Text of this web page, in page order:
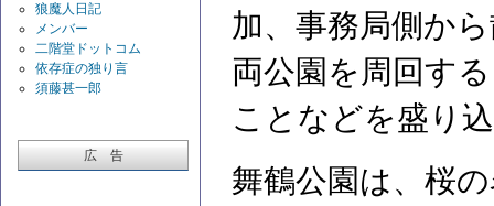
狼魔人日記
メンバー
二階堂ドットコム
依存症の独り言
須藤甚一郎
広 告
加、事務局側か
両公園を周回す
ことなどを盛り
舞鶴公園は、桜